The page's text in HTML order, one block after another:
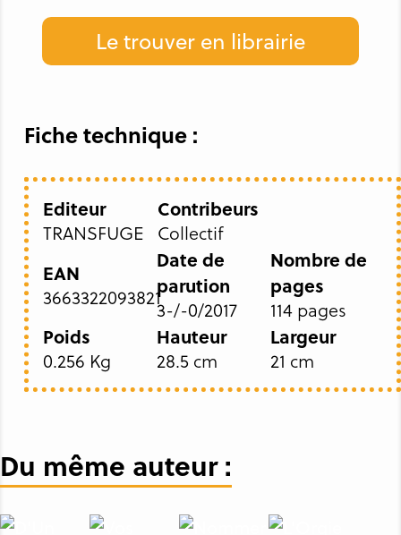
Le trouver en librairie
Fiche technique :
Editeur
TRANSFUGE
Contribeurs
Collectif
EAN
3663322093821
Date de
parution
3-/-0/2017
Nombre de
pages
114 pages
Poids
0.256 Kg
Hauteur
28.5 cm
Largeur
21 cm
Du même auteur :